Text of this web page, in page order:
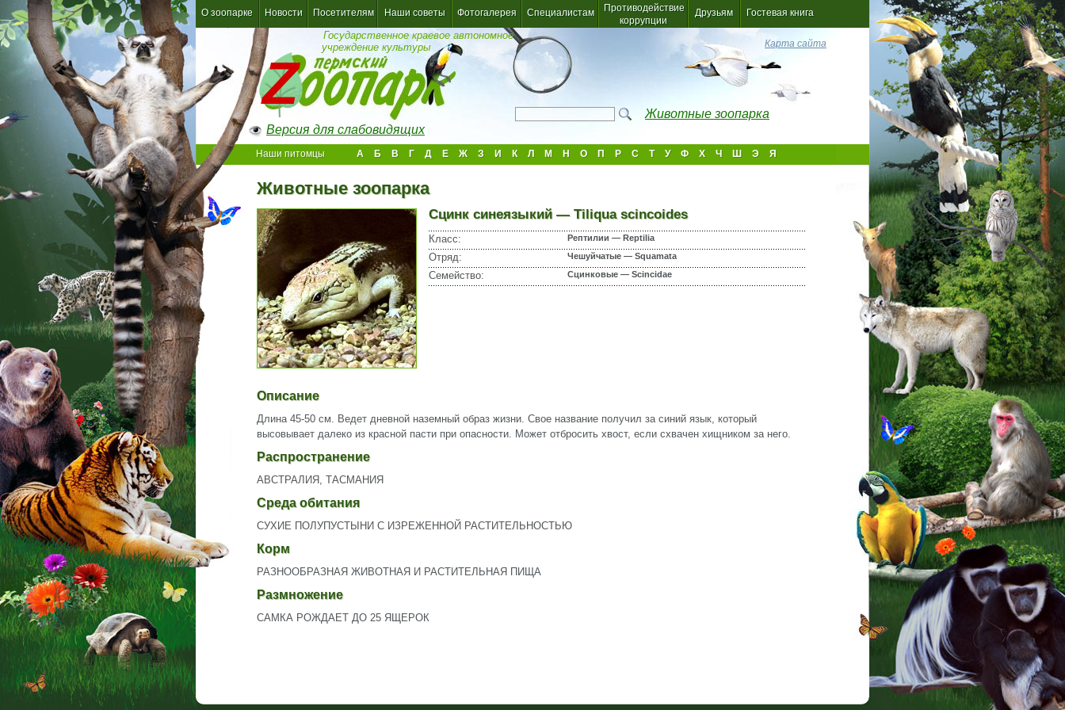
О зоопарке Новости Посетителям Наши советы Фотогалерея Специалистам
Противодействие
коррупции
Друзьям Гостевая книга
Государственное краевое автономное
учреждение культуры
Животные зоопарка
Карта сайта
Версия для слабовидящих
Наши питомцы А Б В Г Д Е Ж З И К Л М Н О П Р С Т У Ф Х Ч Ш Э Я
Животные зоопарка
Сцинк синеязыкий — Tiliqua scincoides
Класс: Рептилии — Reptilia
Отряд: Чешуйчатые — Squamata
Семейство: Сцинковые — Scincidae
Описание
Длина 45-50 см. Ведет дневной наземный образ жизни. Свое название получил за синий язык, который
высовывает далеко из красной пасти при опасности. Может отбросить хвост, если схвачен хищником за него.
Распространение
АВСТРАЛИЯ, ТАСМАНИЯ
Среда обитания
СУХИЕ ПОЛУПУСТЫНИ С ИЗРЕЖЕННОЙ РАСТИТЕЛЬНОСТЬЮ
Корм
РАЗНООБРАЗНАЯ ЖИВОТНАЯ И РАСТИТЕЛЬНАЯ ПИЩА
Размножение
САМКА РОЖДАЕТ ДО 25 ЯЩЕРОК